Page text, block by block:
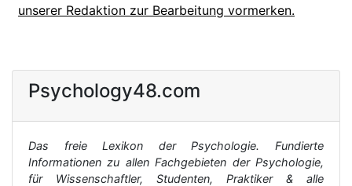
unserer Redaktion zur Bearbeitung vormerken.
Psychology48.com
Das freie Lexikon der Psychologie. Fundierte
Informationen zu allen Fachgebieten der Psychologie,
für Wissenschaftler, Studenten, Praktiker & alle